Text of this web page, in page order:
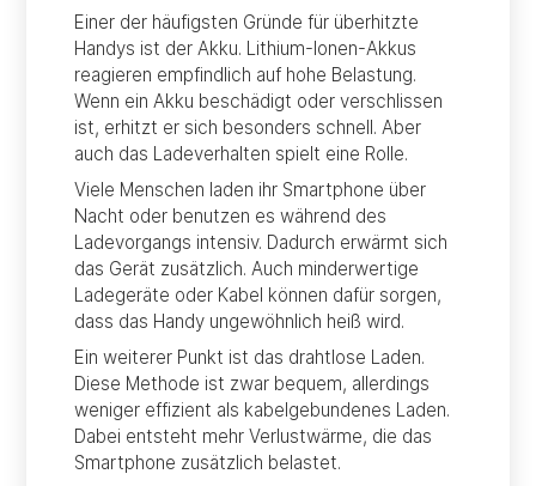
Einer der häufigsten Gründe für überhitzte
Handys ist der Akku. Lithium-Ionen-Akkus
reagieren empfindlich auf hohe Belastung.
Wenn ein Akku beschädigt oder verschlissen
ist, erhitzt er sich besonders schnell. Aber
auch das Ladeverhalten spielt eine Rolle.
Viele Menschen laden ihr Smartphone über
Nacht oder benutzen es während des
Ladevorgangs intensiv. Dadurch erwärmt sich
das Gerät zusätzlich. Auch minderwertige
Ladegeräte oder Kabel können dafür sorgen,
dass das Handy ungewöhnlich heiß wird.
Ein weiterer Punkt ist das drahtlose Laden.
Diese Methode ist zwar bequem, allerdings
weniger effizient als kabelgebundenes Laden.
Dabei entsteht mehr Verlustwärme, die das
Smartphone zusätzlich belastet.